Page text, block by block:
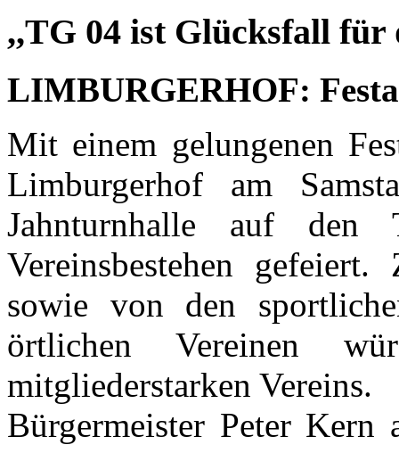
,,TG 04 ist Glücksfall für
LIMBURGERHOF:
Mit einem gelungenen
Limburgerhof am
Jahnturnhalle auf
Vereinsbestehen
sowie von den
örtlichen Vereinen
mitgliederstarken Vereins.
Bürgermeister Peter Kern